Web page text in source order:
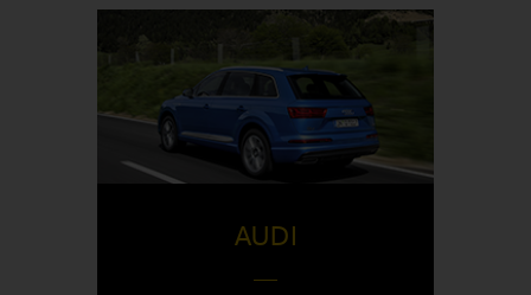
DISPONIBLE EN
United Kingdom
AUDI